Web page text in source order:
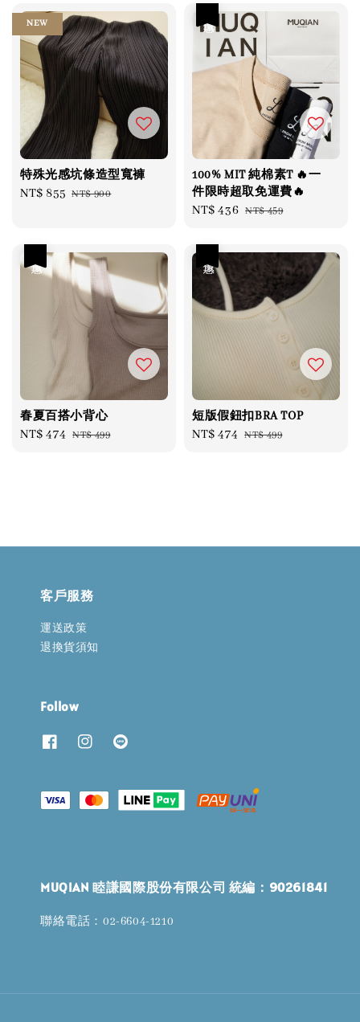
NEW
特殊光感坑條造型寬褲
Sale
NT$ 855 Regular
NT$ 900
100% MIT 純棉素T 🔥一
件限時超取免運費🔥
Sale
NT$ 436 Regular
NT$ 459
春夏百搭小背心
Sale
NT$ 474 Regular
NT$ 499
短版假鈕扣BRA TOP
Sale
NT$ 474 Regular
NT$ 499
客戶服務
運送政策
退換貨須知
Follow
MUQIAN 睦謙國際股份有限公司 統編：90261841
聯絡電話：02-6604-1210